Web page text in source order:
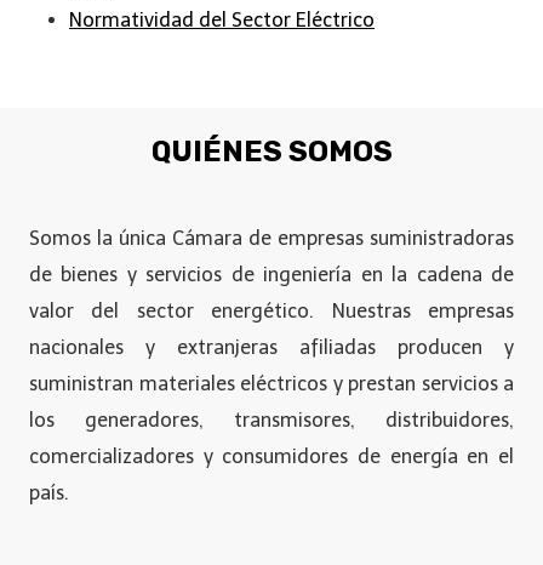
Normatividad del Sector Eléctrico
QUIÉNES SOMOS
Somos la única Cámara de empresas suministradoras
de bienes y servicios de ingeniería en la cadena de
valor del sector energético. Nuestras empresas
nacionales y extranjeras afiliadas producen y
suministran materiales eléctricos y prestan servicios a
los generadores, transmisores, distribuidores,
comercializadores y consumidores de energía en el
país.